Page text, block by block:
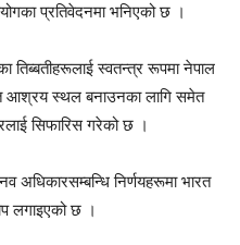
प्रतिवेदनमा भनिएको छ ।
तिब्बतीहरूलाई स्वतन्त्र रूपमा नेपाल
आश्रय स्थल बनाउनका लागि समेत
सिफारिस गरेको छ ।
अधिकारसम्बन्धि निर्णयहरूमा भारत
लगाइएको छ ।